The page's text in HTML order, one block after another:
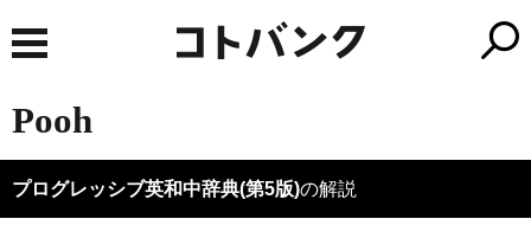
Pooh
プログレッシブ英和中辞典(第5版)の解説